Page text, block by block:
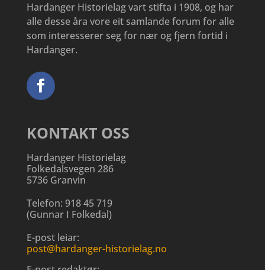
Hardanger Historielag vart stifta i 1908, og har
alle desse åra vore eit samlande forum for alle
som interesserer seg for nær og fjern fortid i
Hardanger.
KONTAKT OSS
Hardanger Historielag
Folkedalsvegen 286
5736 Granvin
Telefon: 918 45 719
(Gunnar I Folkedal)
E-post leiar:
post@hardanger-historielag.no